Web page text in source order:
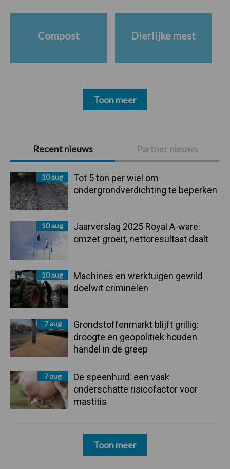
Primaire
Sidebar
Recent nieuws Partner nieuws
10 aug
Tot 5 ton per wiel om
ondergrondverdichting te beperken
10 aug
Jaarverslag 2025 Royal A-ware:
omzet groeit, nettoresultaat daalt
10 aug
Machines en werktuigen gewild
doelwit criminelen
7 aug
Grondstoffenmarkt blijft grillig:
droogte en geopolitiek houden
handel in de greep
7 aug
De speenhuid: een vaak
onderschatte risicofactor voor
mastitis
Toon meer
Compost Dierlijke mest
Toon meer